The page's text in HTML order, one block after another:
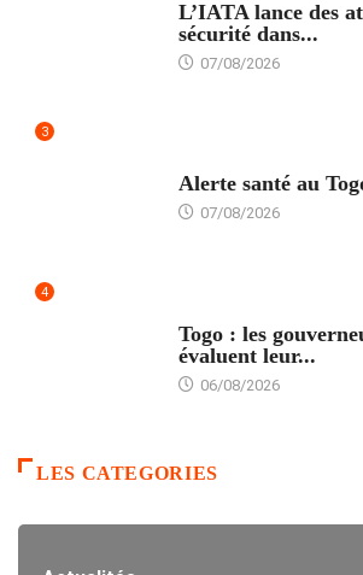
L’IATA lance des
sécurité dans...
07/08/2026
3
Alerte santé au
07/08/2026
4
Togo : les
évaluent leur...
06/08/2026
LES CATEGORIES